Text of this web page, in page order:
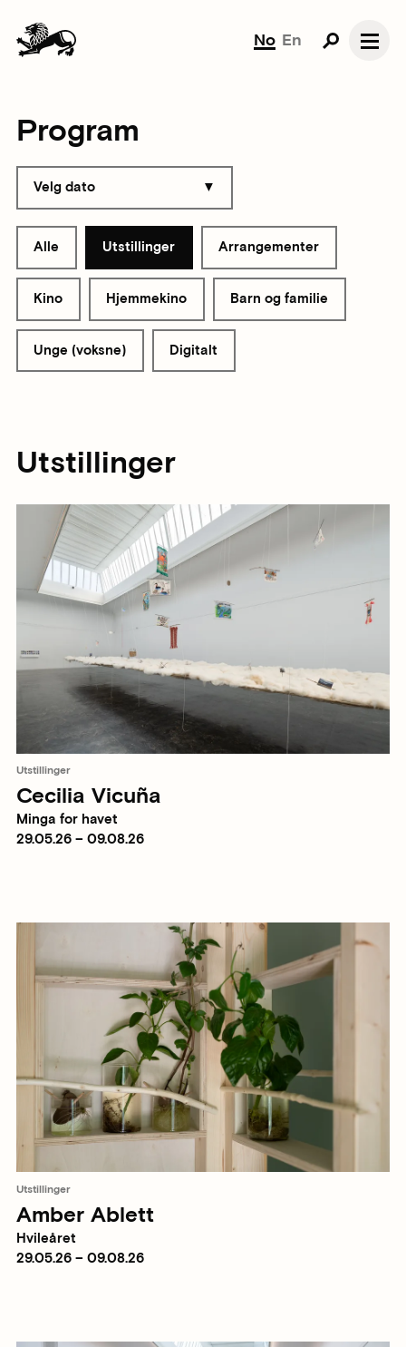
No En
Program
Velg dato
Alle Utstillinger Arrangementer
Kino Hjemmekino Barn og familie
Unge (voksne) Digitalt
Utstillinger
Utstillinger
Cecilia Vicuña
Minga for havet
29.05.26 – 09.08.26
Utstillinger
Amber Ablett
Hvileåret
29.05.26 – 09.08.26